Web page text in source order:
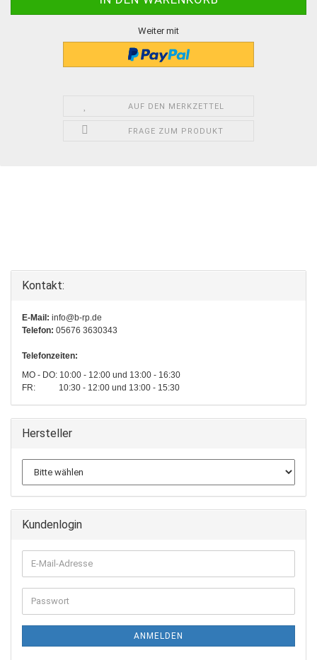
Weiter mit
AUF DEN MERKZETTEL
FRAGE ZUM PRODUKT
Kontakt:
E-Mail: info@b-rp.de
Telefon: 05676 3630343
Telefonzeiten:
MO - DO: 10:00 - 12:00 und 13:00 - 16:30
FR: 10:30 - 12:00 und 13:00 - 15:30
Hersteller
Kundenlogin
E-
Mail-
Adresse
Passwort
ANMELDEN